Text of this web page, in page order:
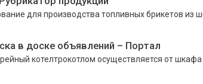
для производства топливных брикетов из
в доске объявлений – Портал
котелтрокотлом осуществляется от